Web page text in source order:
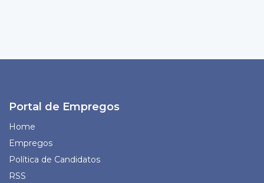
Portal de Empregos
Home
Empregos
Política de Candidatos
RSS